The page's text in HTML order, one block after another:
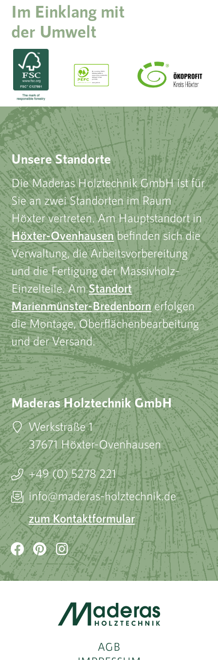
Im Einklang mit
der Umwelt
Unsere Standorte
Die Maderas Holztechnik GmbH ist für
Sie an zwei Standorten im Raum
Höxter vertreten. Am Hauptstandort in
Höxter-Ovenhausenbefinden sich die
Verwaltung, die Arbeitsvorbereitung
und die Fertigung der Massivholz-
Einzelteile. AmStandort
Marienmünster-Bredenbornerfolgen
die Montage, Oberflächenbearbeitung
und der Versand.
Maderas Holztechnik GmbH
Werkstraße 1
37671 Höxter-Ovenhausen
+49 (0) 5278 221
info@maderas-holztechnik.de
zum Kontaktformular
AGB